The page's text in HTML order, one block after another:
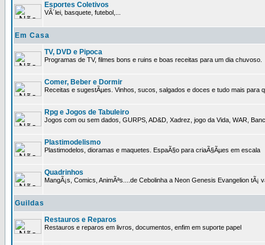
Esportes Coletivos
VÃ´lei, basquete, futebol,...
Em Casa
TV, DVD e Pipoca
Programas de TV, filmes bons e ruins e boas receitas para um dia chuvoso.
Comer, Beber e Dormir
Receitas e sugestÃµes. Vinhos, sucos, salgados e doces e tudo mais para
Rpg e Jogos de Tabuleiro
Jogos com ou sem dados, GURPS, AD&D, Xadrez, jogo da Vida, WAR,
Plastimodelismo
Plastimodelos, dioramas e maquetes. EspaÃ§o para criaÃ§Ãµes em escala
Quadrinhos
MangÃ¡s, Comics, AnimÃªs....de Cebolinha a Neon Genesis Evangelion tÃ¡
Guildas
Restauros e Reparos
Restauros e reparos em livros, documentos, enfim em suporte papel